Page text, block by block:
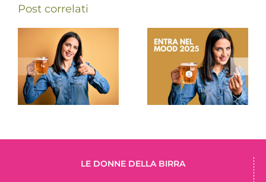
Post correlati
Campagna
associativa
2025
Rinnovo
cariche sociali
2025-2027
LE DONNE DELLA BIRRA